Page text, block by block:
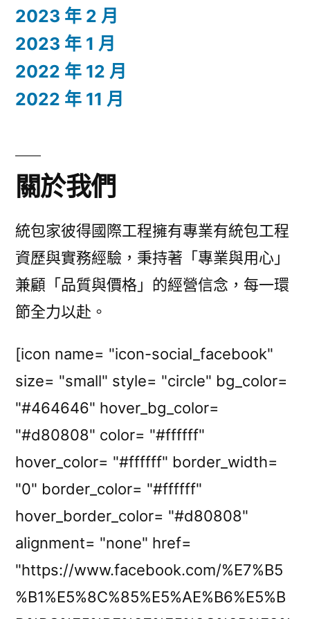
2023 年 2 月
2023 年 1 月
2022 年 12 月
2022 年 11 月
關於我們
統包家彼得國際工程擁有專業有統包工程
資歷與實務經驗，秉持著「專業與用心」
兼顧「品質與價格」的經營信念，每一環
節全力以赴。
[icon name= "icon-social_facebook"
size= "small" style= "circle" bg_color=
"#464646" hover_bg_color=
"#d80808" color= "#ffffff"
hover_color= "#ffffff" border_width=
"0" border_color= "#ffffff"
hover_border_color= "#d80808"
alignment= "none" href=
"https://www.facebook.com/%E7%B5
%B1%E5%8C%85%E5%AE%B6%E5%B